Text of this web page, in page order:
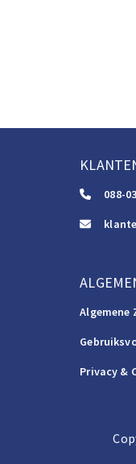
088-
Algemene
Privacy &